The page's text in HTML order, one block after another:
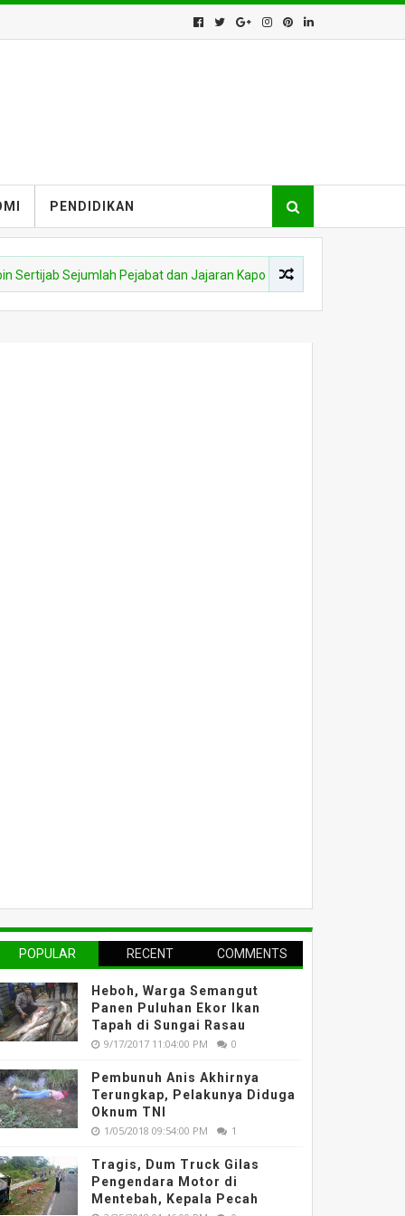
PENDIDIKAN
Pejabat dan Jajaran Kapolres di Lingkungan Polda Kalbar
POPULAR RECENT COMMENTS
Heboh, Warga Semangut
Panen Puluhan Ekor Ikan
Tapah di Sungai Rasau
9/17/2017 11:04:00 PM 0
Pembunuh Anis Akhirnya
Terungkap, Pelakunya Diduga
Oknum TNI
1/05/2018 09:54:00 PM 1
Tragis, Dum Truck Gilas
Pengendara Motor di
Mentebah, Kepala Pecah